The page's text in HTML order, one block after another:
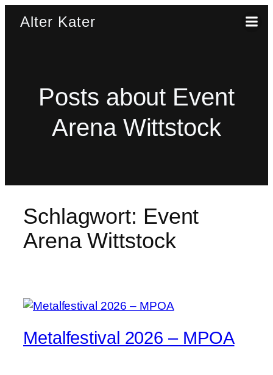
Inhalt
Alter Kater
Posts about Event
Arena Wittstock
Schlagwort: Event
Arena Wittstock
Metalfestival 2026 – MPOA